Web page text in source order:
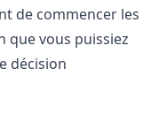
de commencer les
que vous puissiez
décision